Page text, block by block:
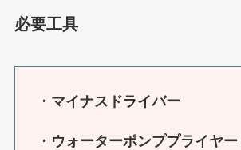
必要工具
・マイナスドライバー
・ウォーターポンププライヤー